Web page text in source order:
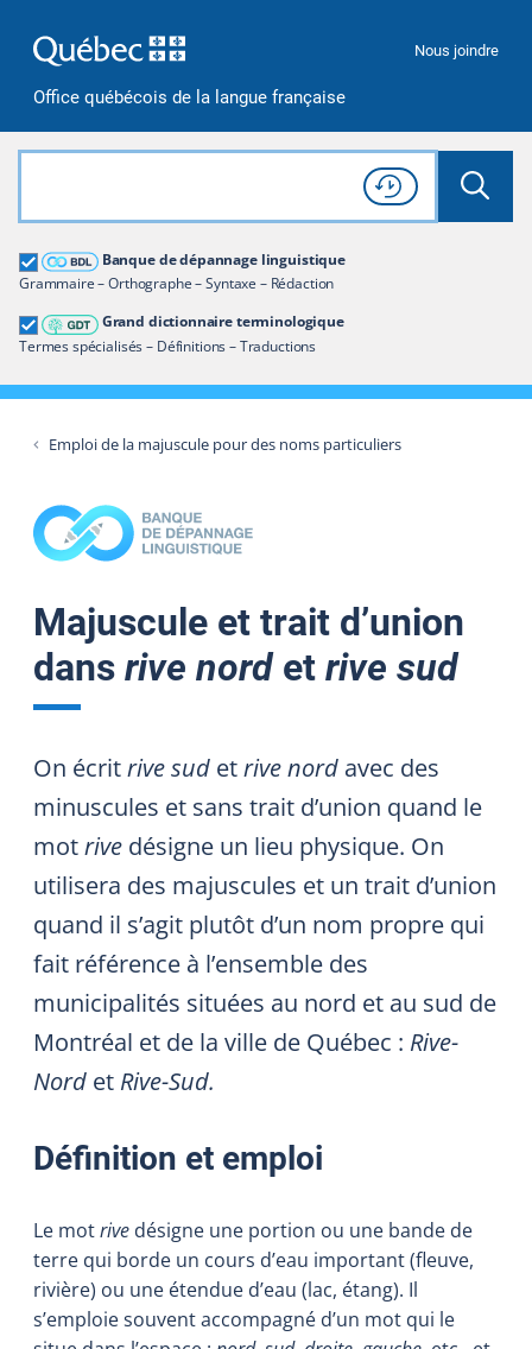
Office québécois de la langue française
Nous joindre
Rechercher dans tout le site
Lancer
Consulter l'
Historique
de recherche
Banque de dépannage linguistique
Grammaire – Orthographe – Syntaxe – Rédaction
Grand dictionnaire terminologique
Termes spécialisés – Définitions – Traductions
Grand dictionnaire terminologique
Restreindre aux termes
Emploi de la majuscule pour des noms particuliers
Majuscule et trait d’union
dans rive nord et rive sud
On écritrive sud etrive nord avec des
minuscules et sans trait d’union quand le
motrive désigne un lieu physique. On
utilisera des majuscules et un trait d’union
quand il s’agit plutôt d’un nom propre qui
fait référence à l’ensemble des
municipalités situées au nord et au sud de
Montréal et de la ville de Québec : Rive-
Nord et Rive-Sud.
Définition et emploi
Le motrive désigne une portion ou une bande de
terre qui borde un cours d’eau important (fleuve,
rivière) ou une étendue d’eau (lac, étang). Il
s’emploie souvent accompagné d’un mot qui le